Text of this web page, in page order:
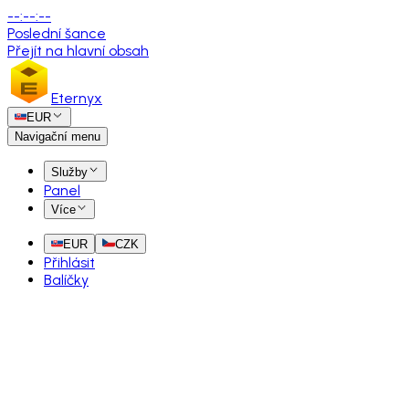
--:--:--
Poslední šance
Přejít na hlavní obsah
Eternyx
EUR
Navigační menu
Služby
Panel
Více
EUR CZK
Přihlásit
Balíčky